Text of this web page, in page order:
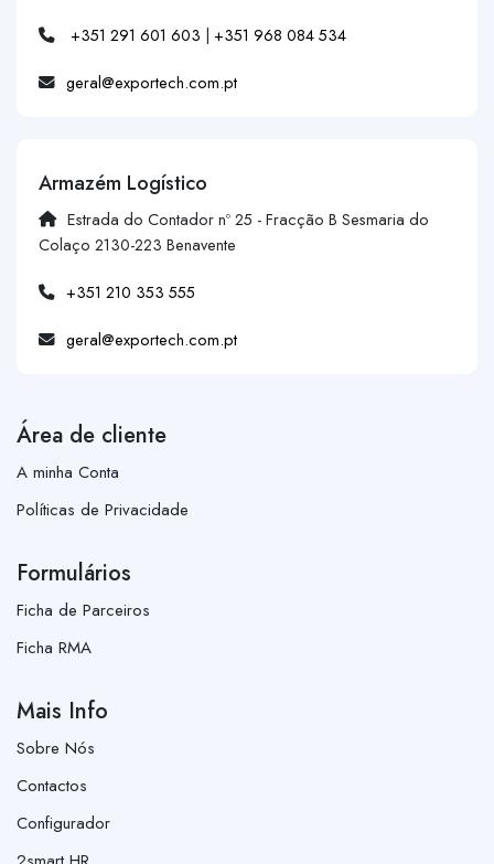
+351 291 601 603 | +351 968 084 534
geral@exportech.com.pt
Armazém Logístico
Estrada do Contador nº 25 - Fracção B Sesmaria do
Colaço 2130-223 Benavente
+351 210 353 555
geral@exportech.com.pt
Área de cliente
A minha Conta
Políticas de Privacidade
Formulários
Ficha de Parceiros
Ficha RMA
Mais Info
Sobre Nós
Contactos
Configurador